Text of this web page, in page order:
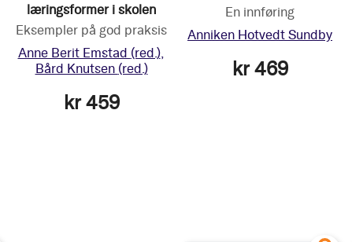
læringsformer i skolen
Eksempler på god praksis
Anne Berit Emstad (red.)
Bård Knutsen (red.)
kr 459
En innføring
Anniken Hotvedt Sundby
kr 469